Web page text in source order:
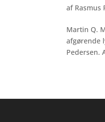
af Rasmus
Martin Q.
afgørende
Pedersen.